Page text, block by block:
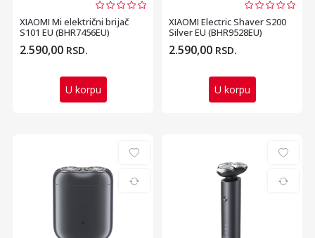
XIAOMI Mi električni brijač
S101 EU (BHR7456EU)
2.590,00 RSD.
U korpu
XIAOMI Electric Shaver S200
Silver EU (BHR9528EU)
2.590,00 RSD.
U korpu